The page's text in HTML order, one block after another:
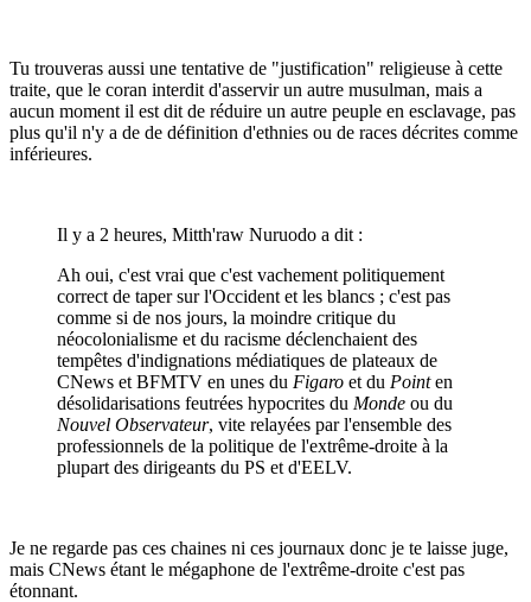
Tu trouveras aussi une tentative de "justification" religieuse à cette
traite, que le coran interdit d'asservir un autre musulman, mais a
aucun moment il est dit de réduire un autre peuple en esclavage, pas
plus qu'il n'y a de de définition d'ethnies ou de races décrites comme
inférieures.
Il y a 2 heures, Mitth'raw Nuruodo a dit :
Ah oui, c'est vrai que c'est vachement politiquement
correct de taper sur l'Occident et les blancs ; c'est pas
comme si de nos jours, la moindre critique du
néocolonialisme et du racisme déclenchaient des
tempêtes d'indignations médiatiques de plateaux de
CNews et BFMTV en unes du Figaro et du Pointen
désolidarisations feutrées hypocrites du Monde ou du
Nouvel Observateur, vite relayées par l'ensemble des
professionnels de la politique de l'extrême-droite à la
plupart des dirigeants du PS et d'EELV.
Je ne regarde pas ces chaines ni ces journaux donc je te laisse juge,
mais CNews étant le mégaphone de l'extrême-droite c'est pas
étonnant.